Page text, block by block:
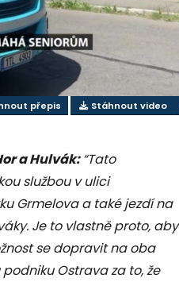
přepis Stáhnout video
a Hulvák:“Tato
službou v ulici
Grmelova a také jezdí na
Je to vlastně proto, aby
se dopravit na oba
Ostrava za to, že